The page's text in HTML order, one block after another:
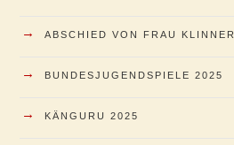
→ ABSCHIED VON FRAU KLINNER
→ BUNDESJUGENDSPIELE 2025
→ KÄNGURU 2025